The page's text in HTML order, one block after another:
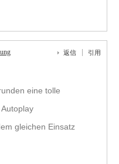
返信 引用
eine tolle
gleichen Einsatz